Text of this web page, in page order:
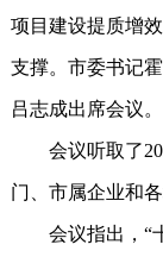
项目建设提质增
支撑。市委书记
吕志成出席会议。
会议听取了
门、市属企业和
会议指出，“十